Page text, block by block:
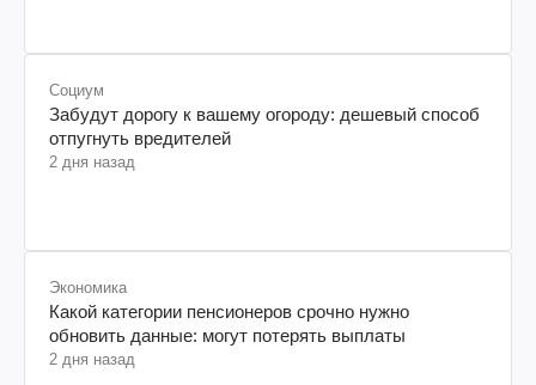
Социум
Забудут дорогу к вашему огороду: дешевый способ
отпугнуть вредителей
2 дня назад
Экономика
Какой категории пенсионеров срочно нужно
обновить данные: могут потерять выплаты
2 дня назад